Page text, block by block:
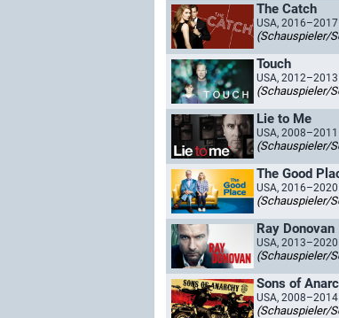
The Catch
USA, 2016–2017
(Schauspieler/
Touch
USA, 2012–2013
(Schauspieler/
Lie to Me
USA, 2008–2011
(Schauspieler/
The Good
USA, 2016–2020
(Schauspieler/
Ray Donovan
USA, 2013–2020
(Schauspieler/
Sons of
USA, 2008–2014
(Schauspieler/